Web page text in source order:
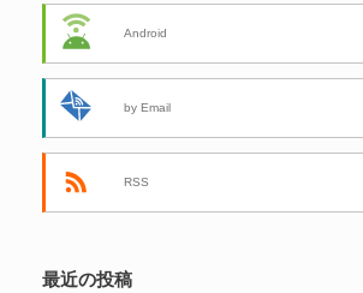
Android
by Email
RSS
最近の投稿